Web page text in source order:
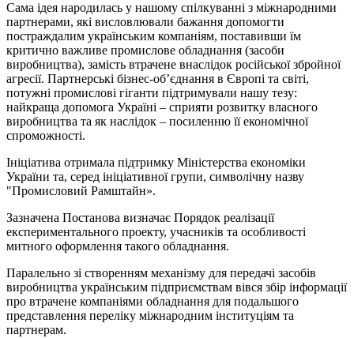
Сама ідея народилась у нашому спілкуванні з міжнародними
партнерами, які висловлювали бажання допомогти
постраждалим українським компаніям, поставивши їм
критично важливе промислове обладнання (засоби
виробництва), замість втрачене внаслідок російської збройної
агресії. Партнерські бізнес-об’єднання в Європі та світі,
потужні промислові гіганти підтримували нашу тезу:
найкраща допомога Україні – сприяти розвитку власного
виробництва та як наслідок – посиленню її економічної
спроможності.
Ініціатива отримала підтримку Міністерства економіки
України та, серед ініціативної групи, символічну назву
"Промисловий Рамштайн».
Зазначена Постанова визначає Порядок реалізації
експериментального проекту, учасників та особливості
митного оформлення такого обладнання.
Паралельно зі створенням механізму для передачі засобів
виробництва українським підприємствам вівся збір інформації
про втрачене компаніями обладнання для подальшого
представлення переліку міжнародним інституціям та
партнерам.